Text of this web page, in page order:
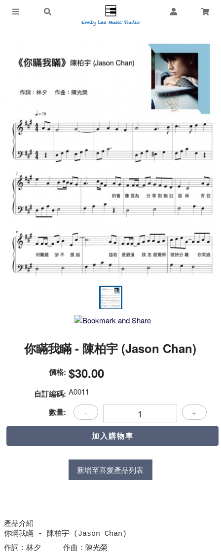
你瞞我瞞 - 陳柏宇 (Jason Chan)
價格: $30.00
自訂編碼: A0011
數量: - +
新增至喜愛產品列表
產品介紹
你瞞我瞞 - 陳柏宇 (Jason Chan)
作詞：林夕 作曲：陳光榮